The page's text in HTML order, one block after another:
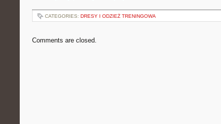
CATEGORIES: DRESY I ODZIEŻ TRENINGOWA
Comments are closed.